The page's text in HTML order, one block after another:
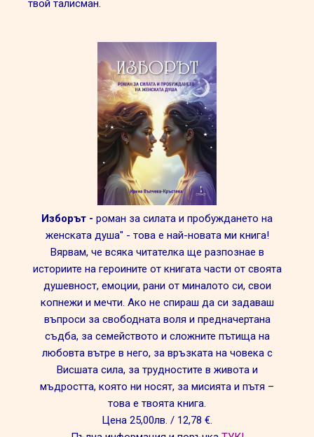
твой талисман.
Изборът - роман за силата и пробуждането на
женската душа" - това е най-новата ми книга!
Вярвам, че всяка читателка ще разпознае в
историите на героините от книгата части от своята
душевност, емоции, рани от миналото си, свои
копнежи и мечти. Ако не спираш да си задаваш
въпроси за свободната воля и предначертана
съдба, за семейството и сложните пътища на
любовта вътре в него, за връзката на човека с
Висшата сила, за трудностите в живота и
мъдростта, която ни носят, за мисията и пътя –
това е твоята книга.
Цена 25,00лв. / 12,78 €.